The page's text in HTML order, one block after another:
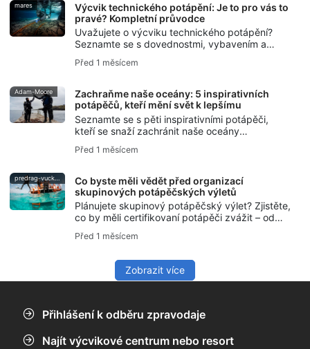
mares
Výcvik technického potápění: Je to pro vás to
pravé? Kompletní průvodce
Uvažujete o výcviku technického potápění?
Seznamte se s dovednostmi, vybavením a
základními bezpečnostními pravidly, které
potřebujete, a zjistěte, jak vám SSI Extended
Před 1 měsícem
Adam-Moore
Zachraňme naše oceány: 5 inspirativních
potápěčů, kteří mění svět k lepšímu
Seznamte se s pěti inspirativními potápěči,
kteří se snaží zachránit naše oceány
oceánů, freedivingu, ochrany oceánů a
Před 1 měsícem
predrag-vuckovic
Co byste měli vědět před organizací
skupinových potápěčských výletů
Plánujete skupinový potápěčský výlet? Zjistěte,
co by měli certifikovaní potápěči zvážit – od
bezpečnosti a komunikaci.
Před 1 měsícem
Zobrazit více
Přihlášení k odběru zpravodaje
Najít výcvikové centrum nebo resort